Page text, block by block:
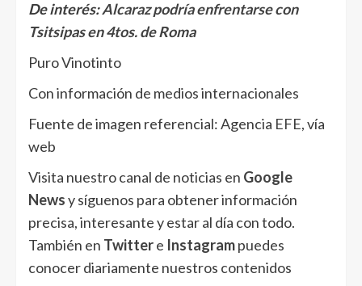
De interés:Alcaraz podría enfrentarse con
Tsitsipas en 4tos. de Roma
Puro Vinotinto
Con información de medios internacionales
Fuente de imagen referencial: Agencia EFE, vía
web
Visita nuestro canal de noticias en Google
Newsy síguenos para obtener información
precisa, interesante y estar al día con todo.
También en Twittere Instagrampuedes
conocer diariamente nuestros contenidos